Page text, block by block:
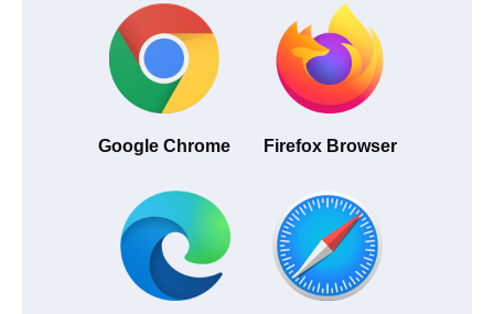
Google Chrome Firefox Browser